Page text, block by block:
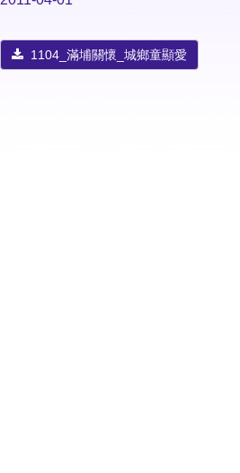
1104_滿埔關懷_城鄉童顯愛